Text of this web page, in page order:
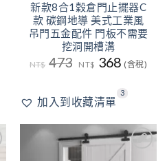
新款8合1穀倉門止擺器C
款 碳鋼地導 美式工業風
吊門五金配件 門板不需要
挖洞開槽溝
NT$ 473 原
始
NT$473。
NT$ 368 目
前
格：
(含稅)
加入到收藏清單
3
2